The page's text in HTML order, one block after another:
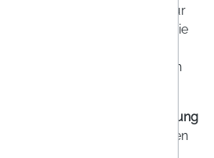
personenbezogenen Daten zur
ist davon abhängig, ob Sie
in Ihr Kundenkonto,
oder Ihre Einwilligung in
ohne Anmeldung
in weitere Zwecke erheben